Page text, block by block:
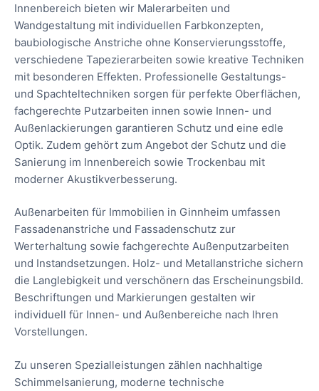
Innenbereich bieten wir Malerarbeiten und
Wandgestaltung mit individuellen Farbkonzepten,
baubiologische Anstriche ohne Konservierungsstoffe,
verschiedene Tapezierarbeiten sowie kreative Techniken
mit besonderen Effekten. Professionelle Gestaltungs-
und Spachteltechniken sorgen für perfekte Oberflächen,
fachgerechte Putzarbeiten innen sowie Innen- und
Außenlackierungen garantieren Schutz und eine edle
Optik. Zudem gehört zum Angebot der Schutz und die
Sanierung im Innenbereich sowie Trockenbau mit
moderner Akustikverbesserung.
Außenarbeiten für Immobilien in Ginnheim umfassen
Fassadenanstriche und Fassadenschutz zur
Werterhaltung sowie fachgerechte Außenputzarbeiten
und Instandsetzungen. Holz- und Metallanstriche sichern
die Langlebigkeit und verschönern das Erscheinungsbild.
Beschriftungen und Markierungen gestalten wir
individuell für Innen- und Außenbereiche nach Ihren
Vorstellungen.
Zu unseren Spezialleistungen zählen nachhaltige
Schimmelsanierung, moderne technische